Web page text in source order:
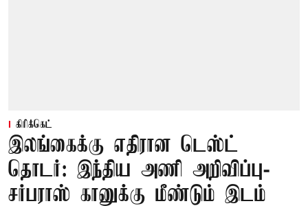
கிரிக்கெட்
இலங்கைக்கு எதிரான டெஸ்ட்
தொடர்: இந்திய அணி அறிவிப்பு-
சர்பராஸ் கானுக்கு மீண்டும் இடம்